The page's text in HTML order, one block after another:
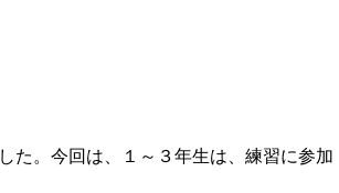
た。今回は、１～３年生は、練習に参加